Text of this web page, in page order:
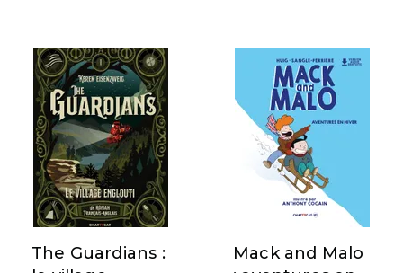
The Guardians :
Mack and Malo